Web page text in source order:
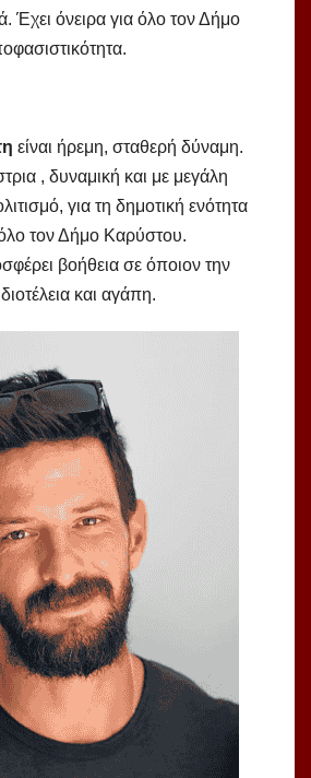
Έχει όνειρα για όλο τον Δήμο
είναι ήρεμη, σταθερή δύναμη.
, δυναμική και με μεγάλη
για τη δημοτική ενότητα
τον Δήμο Καρύστου.
βοήθεια σε όποιον την
και αγάπη.